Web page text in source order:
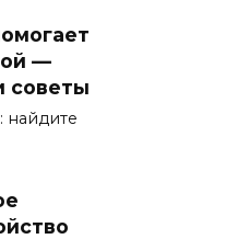
—
советы
найдите